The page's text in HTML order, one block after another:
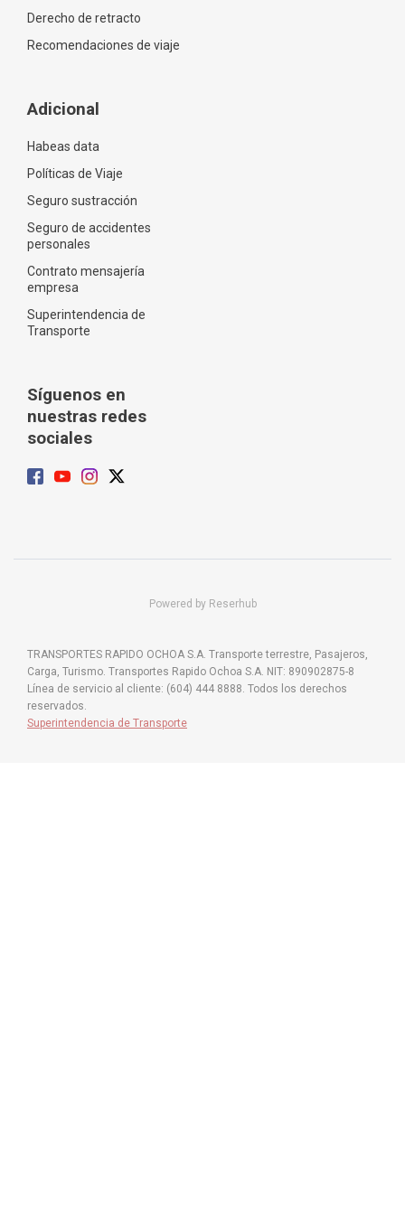
Derecho de retracto
Recomendaciones de viaje
Adicional
Habeas data
Políticas de Viaje
Seguro sustracción
Seguro de accidentes
personales
Contrato mensajería
empresa
Superintendencia de
Transporte
Síguenos en
nuestras redes
sociales
Powered by Reserhub
TRANSPORTES RAPIDO OCHOA S.A. Transporte terrestre, Pasajeros,
Carga, Turismo. Transportes Rapido Ochoa S.A. NIT: 890902875-8
Línea de servicio al cliente: (604) 444 8888. Todos los derechos
reservados.
Superintendencia de Transporte